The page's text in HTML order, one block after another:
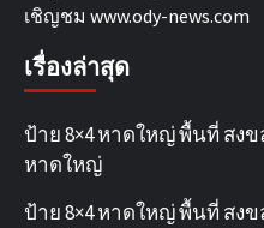
เชิญชม www.ody-news.com
เรื่องล่าสุด
ป้าย 8×4 หาดใหญ่ พื้นที่ สง
หาดใหญ่
ป้าย 8×4 หาดใหญ่ พื้นที่ สง